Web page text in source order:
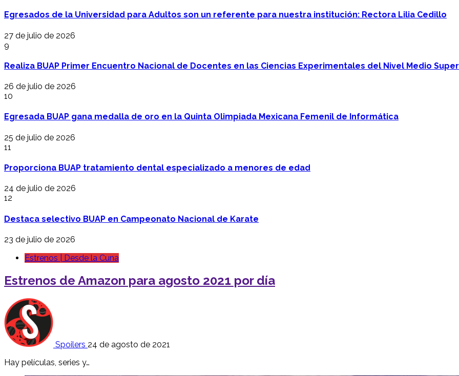
Egresados de la Universidad para Adultos son un referente para nuestra institución: Rectora Lilia Cedillo
27 de julio de 2026
9
Realiza BUAP Primer Encuentro Nacional de Docentes en las Ciencias Experimentales del Nivel Medio
26 de julio de 2026
10
Egresada BUAP gana medalla de oro en la Quinta Olimpiada Mexicana Femenil de Informática
25 de julio de 2026
11
Proporciona BUAP tratamiento dental especializado a menores de edad
24 de julio de 2026
12
Destaca selectivo BUAP en Campeonato Nacional de Karate
23 de julio de 2026
Estrenos | Desde la Cuna
Estrenos de Amazon para agosto 2021 por día
Spoilers 24 de agosto de 2021
Hay películas, series y…